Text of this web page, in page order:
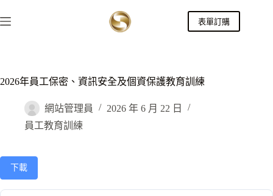
至
容
表單訂購
2026年員工保密、資訊安全及個資保護教育訓練
網站管理員
2026 年 6 月 22 日
員工教育訓練
下載